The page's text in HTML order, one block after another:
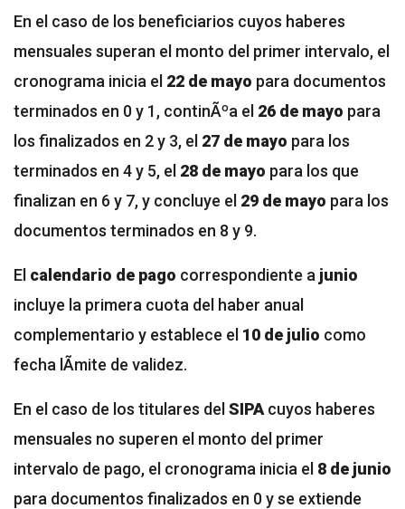
En el caso de los beneficiarios cuyos haberes
mensuales superan el monto del primer intervalo, el
cronograma inicia el 22 de mayo para documentos
terminados en 0 y 1, continÃºa el 26 de mayo para
los finalizados en 2 y 3, el 27 de mayo para los
terminados en 4 y 5, el 28 de mayo para los que
finalizan en 6 y 7, y concluye el 29 de mayo para los
documentos terminados en 8 y 9.
El calendario de pago correspondiente a junio
incluye la primera cuota del haber anual
complementario y establece el 10 de julio como
fecha lÃ­mite de validez.
En el caso de los titulares del SIPA cuyos haberes
mensuales no superen el monto del primer
intervalo de pago, el cronograma inicia el 8 de junio
para documentos finalizados en 0 y se extiende